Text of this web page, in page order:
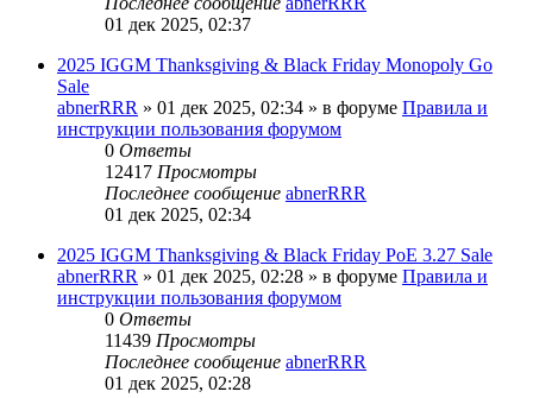
01 дек 2025, 02:37
2025 IGGM Thanksgiving & Black Friday Monopoly Go
Sale
abnerRRR » 01 дек 2025, 02:34 » в форуме Правила и
инструкции пользования форумом
0 Ответы
12417 Просмотры
Последнее сообщение abnerRRR
01 дек 2025, 02:34
2025 IGGM Thanksgiving & Black Friday PoE 3.27 Sale
abnerRRR » 01 дек 2025, 02:28 » в форуме Правила и
инструкции пользования форумом
0 Ответы
11439 Просмотры
Последнее сообщение abnerRRR
01 дек 2025, 02:28